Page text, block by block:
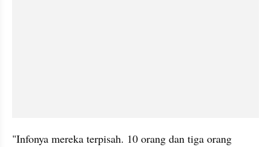
"Infonya mereka terpisah. 10 orang dan tiga orang